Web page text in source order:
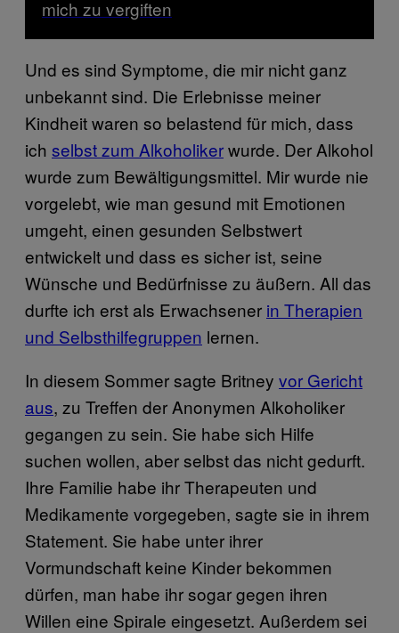
mich zu vergiften
Und es sind Symptome, die mir nicht ganz
unbekannt sind. Die Erlebnisse meiner
Kindheit waren so belastend für mich, dass
ich selbst zum Alkoholikerwurde. Der Alkohol
wurde zum Bewältigungsmittel. Mir wurde nie
vorgelebt, wie man gesund mit Emotionen
umgeht, einen gesunden Selbstwert
entwickelt und dass es sicher ist, seine
Wünsche und Bedürfnisse zu äußern. All das
durfte ich erst als Erwachsener in Therapien
und Selbsthilfegruppen lernen.
In diesem Sommer sagte Britney vor Gericht
aus, zu Treffen der Anonymen Alkoholiker
gegangen zu sein. Sie habe sich Hilfe
suchen wollen, aber selbst das nicht gedurft.
Ihre Familie habe ihr Therapeuten und
Medikamente vorgegeben, sagte sie in ihrem
Statement. Sie habe unter ihrer
Vormundschaft keine Kinder bekommen
dürfen, man habe ihr sogar gegen ihren
Willen eine Spirale eingesetzt. Außerdem sei